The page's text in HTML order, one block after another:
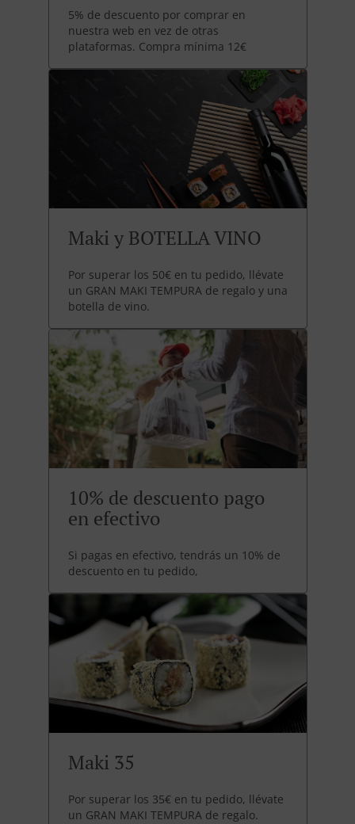
5% de descuento por comprar en
nuestra web en vez de otras
plataformas. Compra mínima 12€
Maki y BOTELLA VINO
Por superar los 50€ en tu pedido, llévate
un GRAN MAKI TEMPURA de regalo y una
botella de vino.
10% de descuento pago
en efectivo
Si pagas en efectivo, tendrás un 10% de
descuento en tu pedido,
Maki 35
Por superar los 35€ en tu pedido, llévate
un GRAN MAKI TEMPURA de regalo.